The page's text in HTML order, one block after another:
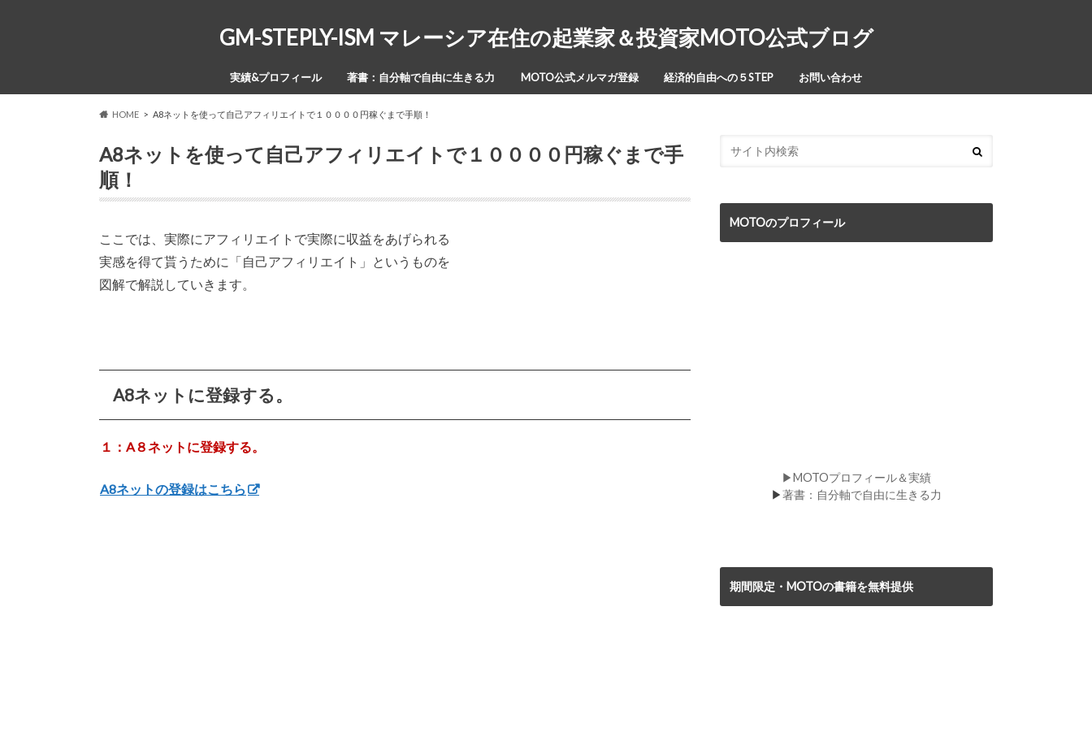
GM-STEPLY-ISM マレーシア在住の起業家＆投資家MOTO公式ブログ
実績&プロフィール 著書：自分軸で自由に生きる力 MOTO公式メルマガ登録 経済的自由への５STEP お問い合わせ
HOME A8ネットを使って自己アフィリエイトで１００００円稼ぐまで手順！
A8ネットを使って自己アフィリエイトで１００００円稼ぐまで手
順！
ここでは、実際にアフィリエイトで実際に収益をあげられる
実感を得て貰うために「自己アフィリエイト」というものを
図解で解説していきます。
A8ネットに登録する。
１：A８ネットに登録する。
A8ネットの登録はこちら
MOTOのプロフィール
▶MOTOプロフィール＆実績
▶著書：自分軸で自由に生きる力
期間限定・MOTOの書籍を無料提供